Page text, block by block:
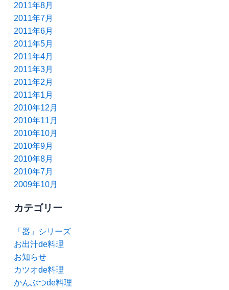
2011年8月
2011年7月
2011年6月
2011年5月
2011年4月
2011年3月
2011年2月
2011年1月
2010年12月
2010年11月
2010年10月
2010年9月
2010年8月
2010年7月
2009年10月
カテゴリー
「器」シリーズ
お出汁de料理
お知らせ
カツオde料理
かんぶつde料理